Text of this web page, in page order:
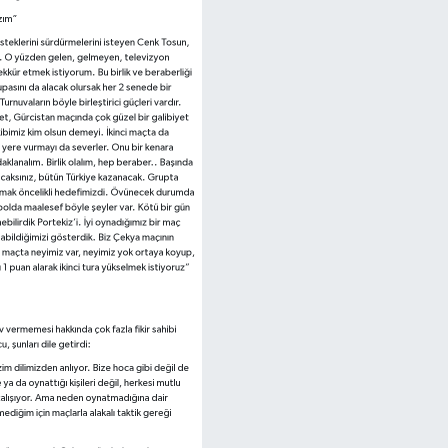
sürdürmelerini isteyen Cenk Tosun,
O yüzden gelen, gelmeyen, televizyon
etmek istiyorum. Bu birlik ve beraberliği
da alacak olursak her 2 senede bir
böyle birleştirici güçleri vardır.
Gürcistan maçında çok güzel bir galibiyet
kim olsun demeyi. İkinci maçta da
vurmayı da severler. Onu bir kenara
Birlik olalım, hep beraber.. Başında
bütün Türkiye kazanacak. Grupta
öncelikli hedefimizdi. Övünecek durumda
maalesef böyle şeyler var. Kötü bir gün
Portekiz’i. İyi oynadığımız bir maç
gösterdik. Biz Çekya maçının
maçta neyimiz var, neyimiz yok ortaya koyup,
puan alarak ikinci tura yükselmek istiyoruz”
hakkında çok fazla fikir sahibi
şunları dile getirdi:
dilimizden anlıyor. Bize hoca gibi değil de
da oynattığı kişileri değil, herkesi mutlu
Ama neden oynatmadığına dair
için maçlarla alakalı taktik gereği